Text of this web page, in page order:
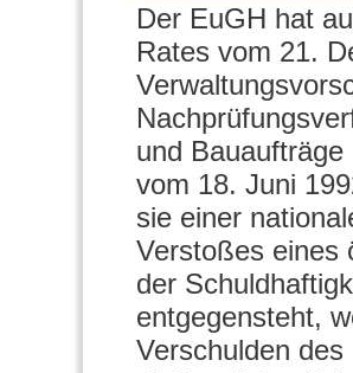
Der EuGH hat
Rates vom 21.
und
vom 18. Juni
sie einer
Verstoßes eines
der
entgegensteht,
Verschulden